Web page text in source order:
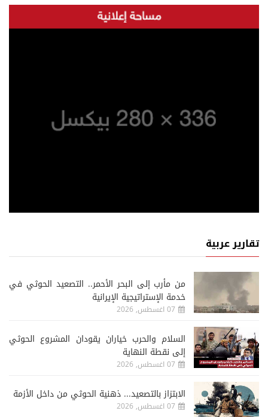
تقارير عربية
من مأرب إلى البحر الأحمر.. التصعيد الحوثي في
خدمة الإستراتيجية الإيرانية
07 اغسطس, 2026
السلام والحرب خياران يقودان المشروع الحوثي
إلى نقطة النهاية
07 اغسطس, 2026
الابتزاز بالتصعيد... ذهنية الحوثي من داخل الأزمة
07 اغسطس, 2026